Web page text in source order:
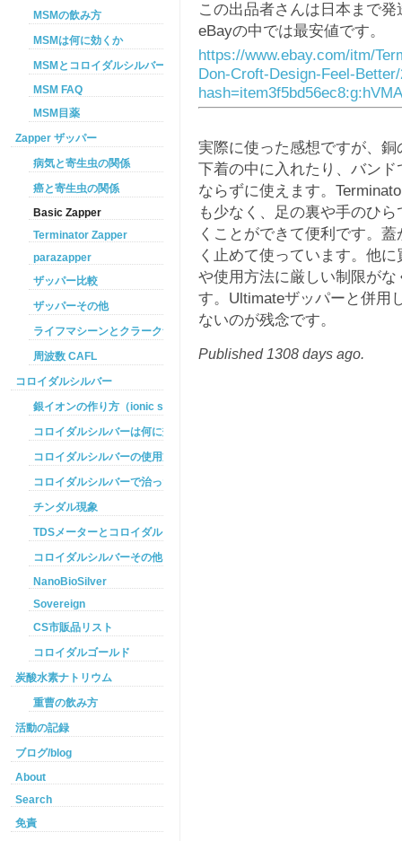
この出品者さんは日本まで
eBayの中では最安値です。
https://www.ebay.com/itm/
Don-Croft-Design-Feel-
実際に使った感想ですが、
下着の中に入れたり、バン
ならずに使えます。
も少なく、足の裏や手のひ
くことができて便利です。
く止めて使っています。他
や使用方法に厳しい制限が
す。Ultimateザッパーと併用
ないのが残念です。
Published 1308 days ago.
MSMの飲み方
MSMは何に効くか
MSMとコロイダルシルバーを使った癌プロトコル
MSM FAQ
MSM目薬
Zapper ザッパー
病気と寄生虫の関係
癌と寄生虫の関係
Basic Zapper
Terminator Zapper
parazapper
ザッパー比較
ザッパーその他
ライフマシーンとクラークザッパーの違い
周波数 CAFL
コロイダルシルバー
銀イオンの作り方（ionic silver ）
コロイダルシルバーは何に効くのか
コロイダルシルバーの使用方法
コロイダルシルバーで治った例
チンダル現象
TDSメーターとコロイダルシルバー
コロイダルシルバーその他
NanoBioSilver
Sovereign
CS市販品リスト
コロイダルゴールド
炭酸水素ナトリウム
重曹の飲み方
活動の記録
ブログ/blog
About
Search
免責